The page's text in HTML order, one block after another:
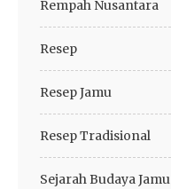
Rempah Nusantara
Resep
Resep Jamu
Resep Tradisional
Sejarah Budaya Jamu